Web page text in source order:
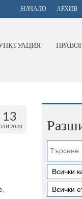
НАЧАЛО АРХИВ
13
2023